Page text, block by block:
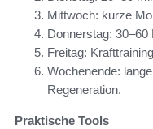
Mittwoch: kurze
Donnerstag: 30–60
Freitag:
Wochenende:
Regeneration.
Praktische Tools